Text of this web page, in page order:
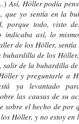
Así, Höller podía
que yo sentía en la
porque todo, visto
indicaba así, lo
de los Höller,
buhardilla de los
salir de la buhardilla
y preguntarle a
ya levantado
las causas de su
sobre el hecho de
Höller, y no estoy en